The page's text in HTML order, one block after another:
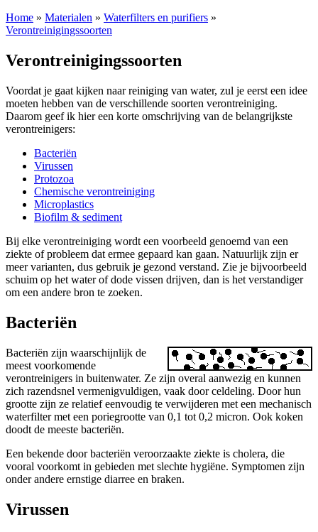
Home » Materialen » Waterfilters en purifiers »
Verontreinigingssoorten
Verontreinigingssoorten
Voordat je gaat kijken naar reiniging van water, zul je eerst een idee
moeten hebben van de verschillende soorten verontreiniging.
Daarom geef ik hier een korte omschrijving van de belangrijkste
verontreinigers:
Bacteriën
Virussen
Protozoa
Chemische verontreiniging
Microplastics
Biofilm & sediment
Bij elke verontreiniging wordt een voorbeeld genoemd van een
ziekte of probleem dat ermee gepaard kan gaan. Natuurlijk zijn er
meer varianten, dus gebruik je gezond verstand. Zie je bijvoorbeeld
schuim op het water of dode vissen drijven, dan is het verstandiger
om een andere bron te zoeken.
Bacteriën
Bacteriën zijn waarschijnlijk de
meest voorkomende
verontreinigers in buitenwater. Ze zijn overal aanwezig en kunnen
zich razendsnel vermenigvuldigen, vaak door celdeling. Door hun
grootte zijn ze relatief eenvoudig te verwijderen met een mechanisch
waterfilter met een poriegrootte van 0,1 tot 0,2 micron. Ook koken
doodt de meeste bacteriën.
Een bekende door bacteriën veroorzaakte ziekte is cholera, die
vooral voorkomt in gebieden met slechte hygiëne. Symptomen zijn
onder andere ernstige diarree en braken.
Virussen